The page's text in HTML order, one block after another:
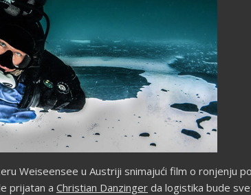
Weiseensee u Austriji snimajući film o ronjenju
prijatan a Christian Danzinger da logistika bude